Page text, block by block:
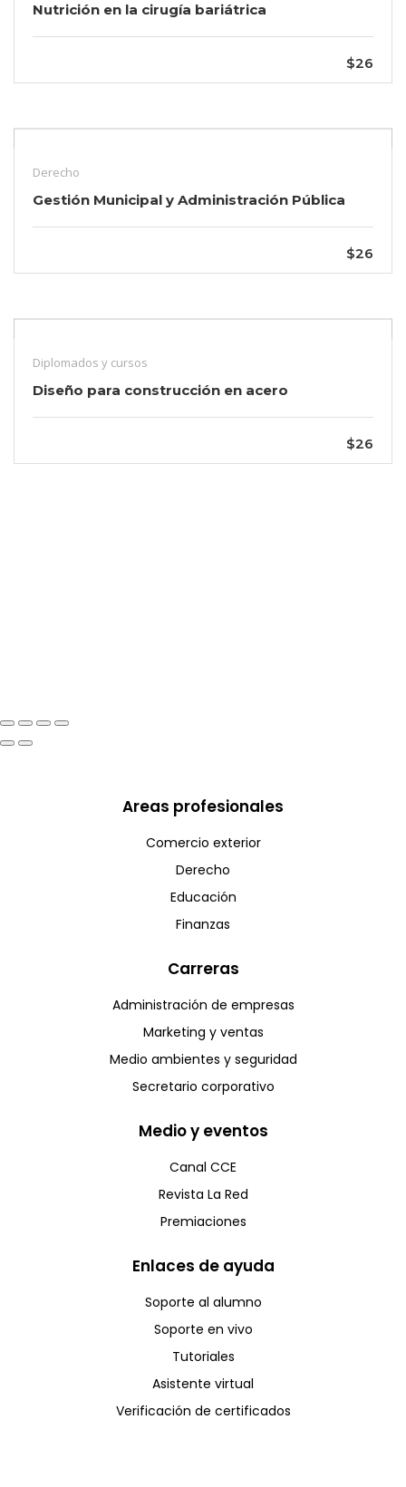
Nutrición en la cirugía bariátrica
$26
Derecho
Gestión Municipal y Administración Pública
$26
Diplomados y cursos
Diseño para construcción en acero
$26
Areas profesionales
Comercio exterior
Derecho
Educación
Finanzas
Carreras
Administración de empresas
Marketing y ventas
Medio ambientes y seguridad
Secretario corporativo
Medio y eventos
Canal CCE
Revista La Red
Premiaciones
Enlaces de ayuda
Soporte al alumno
Soporte en vivo
Tutoriales
Asistente virtual
Verificación de certificados